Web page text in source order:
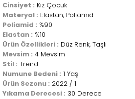
Cinsiyet : Kız Çocuk
Materyal : Elastan, Poliamid
Poliamid : %90
Elastan : %10
Ürün Özellikleri : Düz Renk, Taşlı
Mevsim : 4 Mevsim
Stil : Trend
Numune Bedeni : 1 Yaş
Ürün Sezonu : 2022 / 1
Yıkama Derecesi : 30 Derece